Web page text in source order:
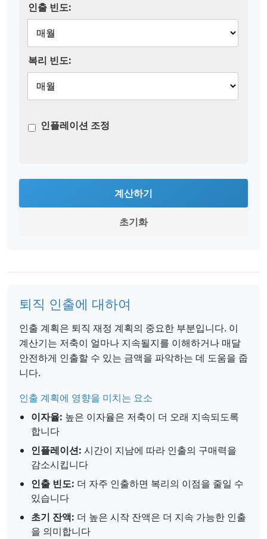
인출 빈도:
복리 빈도:
인플레이션 조정
계산하기
초기화
퇴직 인출에 대하여
인출 계획은 퇴직 재정 계획의 중요한 부분입니다. 이
계산기는 저축이 얼마나 지속될지를 이해하거나 매달
안전하게 인출할 수 있는 금액을 파악하는 데 도움을 줍
니다.
인출 계획에 영향을 미치는 요소
이자율: 높은 이자율은 저축이 더 오래 지속되도록
합니다
인플레이션: 시간이 지남에 따라 인출의 구매력을
감소시킵니다
인출 빈도: 더 자주 인출하면 복리의 이점을 줄일 수
있습니다
초기 잔액: 더 높은 시작 잔액은 더 지속 가능한 인출
을 의미합니다